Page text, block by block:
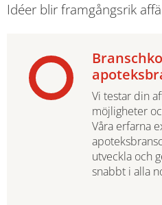
Idéer blir framgångsrik
Vi testar din
möjligheter
Våra erfarna
utveckla och
snabbt i alla